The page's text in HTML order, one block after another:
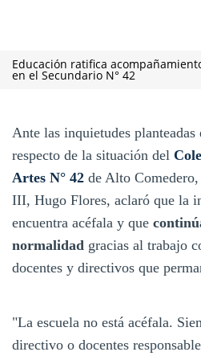
Educación ratifica
en el Secundario N° 42
Ante las inquietudes
respecto de la situación del
Artes N° 42 de Alto
III, Hugo Flores, aclaró que la
encuentra acéfala y que
normalidad gracias al trabajo
docentes y directivos que
"La escuela no está acéfala.
directivo o docentes